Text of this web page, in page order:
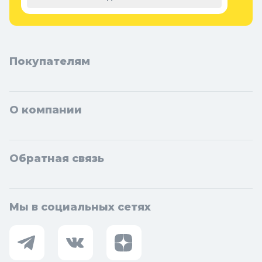
Котельники, Фрязино, Дзержинский, Солнечногорск,
Новосибирска и Новосибирской области: Бердск, Искитим,
Покупателям
О компании
Обратная связь
Мы в социальных сетях